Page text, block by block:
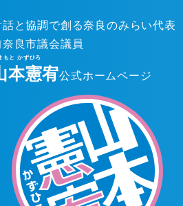
話と協調で創る奈良のみらい代表
奈良市議会議員
本憲宥公式ホームページ